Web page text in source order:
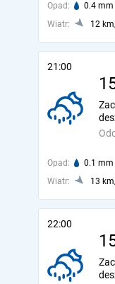
Opad: 0.4 mm
Wiatr:
12
21:00
Opad: 0.1 mm
Wiatr:
13
22:00